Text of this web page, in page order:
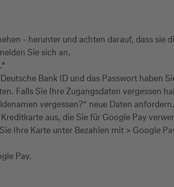
- herunter und achten darauf, dass sie
Sie sich an.
Bank ID und das Passwort haben
Falls Sie Ihre Zugangsdaten vergessen
vergessen?“ neue Daten anfordern.
aus, die Sie für Google Pay
Ihre Karte unter Bezahlen mit > Google
Pay.